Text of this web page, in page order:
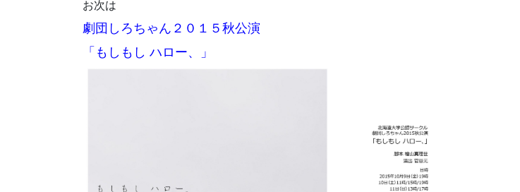
お次は
劇団しろちゃん２０１５秋公演
「もしもし ハロー、」